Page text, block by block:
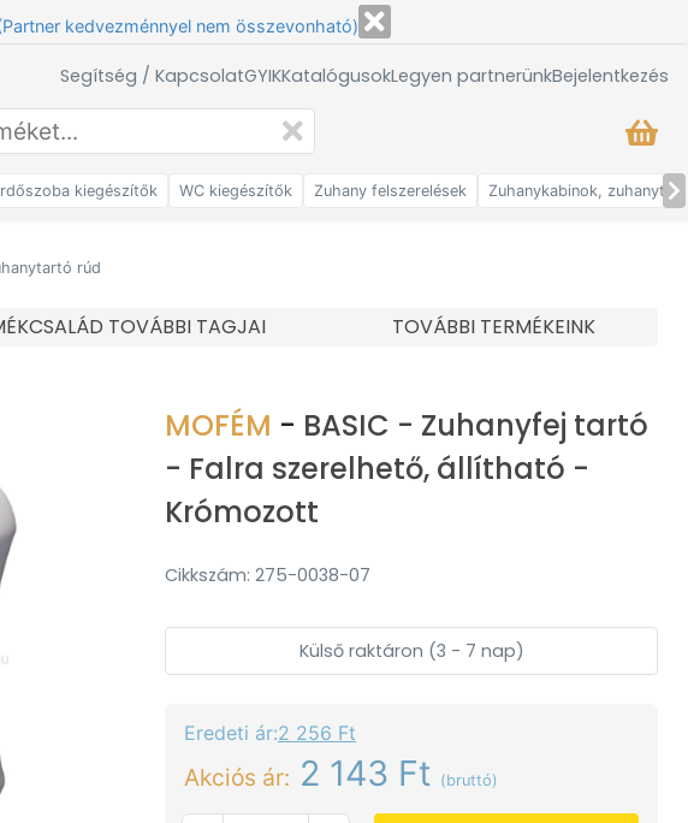
kedvezménnyel nem összevonható)
Segítség / KapcsolatGYIKKatalógusokLegyen partnerünkBejelentkezés
kiegészítők WC kiegészítők Zuhany felszerelések Zuhanykabinok,
rúd
TOVÁBBI TAGJAI TOVÁBBI TERMÉKEINK
MOFÉM - BASIC - Zuhanyfej tartó
- Falra szerelhető, állítható -
Krómozott
Cikkszám: 275-0038-07
Külső raktáron (3 - 7 nap)
Eredeti ár:2 256 Ft
Akciós ár: 2 143 Ft (bruttó)